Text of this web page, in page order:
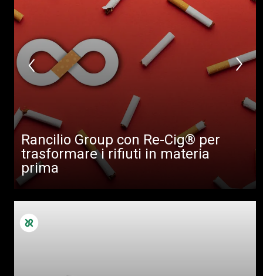
Rancilio Group con Re-Cig® per
trasformare i rifiuti in materia
prima